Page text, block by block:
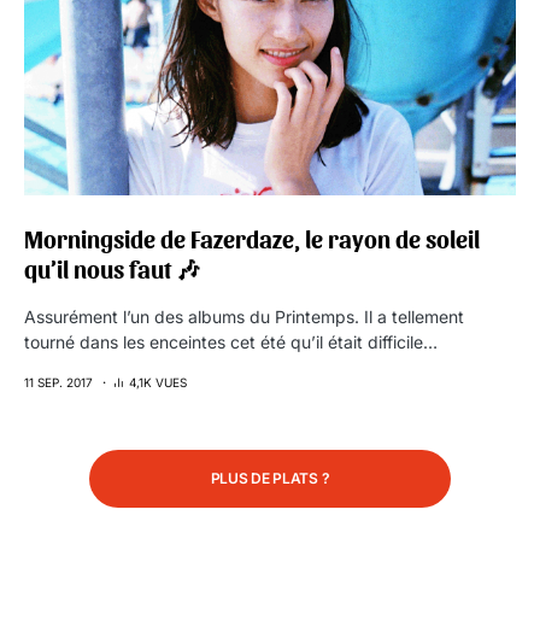
Morningside de Fazerdaze, le rayon de soleil
qu’il nous faut 🎶
Assurément l’un des albums du Printemps. Il a tellement
tourné dans les enceintes cet été qu’il était difficile…
11 SEP. 2017 4,1K VUES
PLUS DE PLATS ?